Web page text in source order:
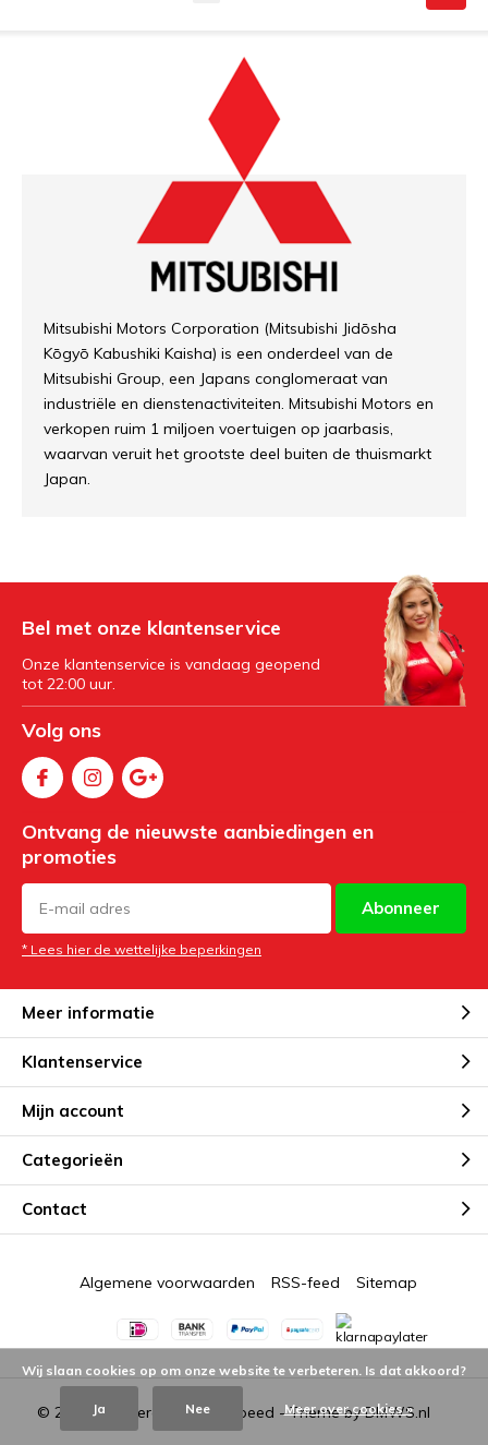
Mitsubishi Motors Corporation (Mitsubishi Jidōsha
Kōgyō Kabushiki Kaisha) is een onderdeel van de
Mitsubishi Group, een Japans conglomeraat van
industriële en dienstenactiviteiten. Mitsubishi Motors en
verkopen ruim 1 miljoen voertuigen op jaarbasis,
waarvan veruit het grootste deel buiten de thuismarkt
Japan.
Bel met onze klantenservice
Onze klantenservice is vandaag geopend
tot 22:00 uur.
Volg ons
Ontvang de nieuwste aanbiedingen en
promoties
Abonneer
* Lees hier de wettelijke beperkingen
Meer informatie
Klantenservice
Mijn account
Categorieën
Contact
© 2026 - Powered byLightspeed - Theme byDMWS.nl
Algemene voorwaarden RSS-feed Sitemap
Wij slaan cookies op om onze website te verbeteren. Is dat akkoord?
Ja Nee Meer over cookies »